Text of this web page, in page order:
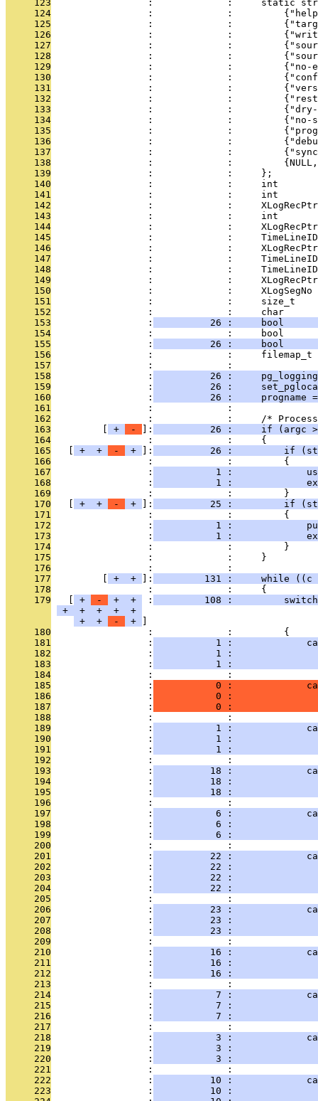
     123
:             :     static
     124
:             :
     125
:             :
     126
:             :
     127
:             :
     128
:             :
     129
:             :
     130
:             :
     131
:             :
     132
:             :
     133
:             :
     134
:             :
     135
:             :
     136
:             :
     137
:             :
     138
:             :
     139
                 :             :     };
     140
:             :     int
     141
:             :     int
     142
:             :
     143
:             :     int
     144
:             :
     145
:             :
     146
:             :
     147
:             :
     148
:             :
     149
:             :
     150
:             :     XLogSegNo
     151
:             :     size_t
     152
:             :     char
     153
                 :
26 :     bool
     154
:             :     bool
     155
                 :
26 :     bool
     156
:             :     filemap_t
     157
                 :             :
     158
                 :
26 :
     159
                 :
26 :
     160
                 :
26 :     progname
     161
                 :             :
     162
:             :     /*
     163
+ - ]:
26 :     if (argc
     164
                 :             :     {
     165
+ + - + ]:
26 :         if
     166
                 :             :         {
     167
                 :
1 :
     168
                 :
1 :
     169
                 :             :         }
     170
+ + - + ]:
25 :         if
     171
                 :             :         {
     172
                 :
1 :
     173
                 :
1 :
     174
                 :             :         }
     175
                 :             :     }
     176
                 :             :
     177
+ + ]:
131 :     while ((c
     178
                 :             :     {
     179
+ - + + :
108 :
+
+ + +
+
+
+ - +
     180
                 :             :         {
     181
                 :
1 :
     182
                 :
1 :
     183
                 :
1 :
     184
                 :             :
     185
                 :
0 :
     186
                 :
0 :
     187
                 :
0 :
     188
                 :             :
     189
                 :
1 :
     190
                 :
1 :
     191
                 :
1 :
     192
                 :             :
     193
                 :
18 :
     194
                 :
18 :
     195
                 :
18 :
     196
                 :             :
     197
                 :
6 :
     198
                 :
6 :
     199
                 :
6 :
     200
                 :             :
     201
                 :
22 :
     202
                 :
22 :
     203
                 :
22 :
     204
                 :
22 :
     205
                 :             :
     206
                 :
23 :
     207
                 :
23 :
     208
                 :
23 :
     209
                 :             :
     210
                 :
16 :
     211
                 :
16 :
     212
                 :
16 :
     213
                 :             :
     214
                 :
7 :
     215
                 :
7 :
     216
                 :
7 :
     217
                 :             :
     218
                 :
3 :
     219
                 :
3 :
     220
                 :
3 :
     221
                 :             :
     222
                 :
10 :
     223
                 :
10 :